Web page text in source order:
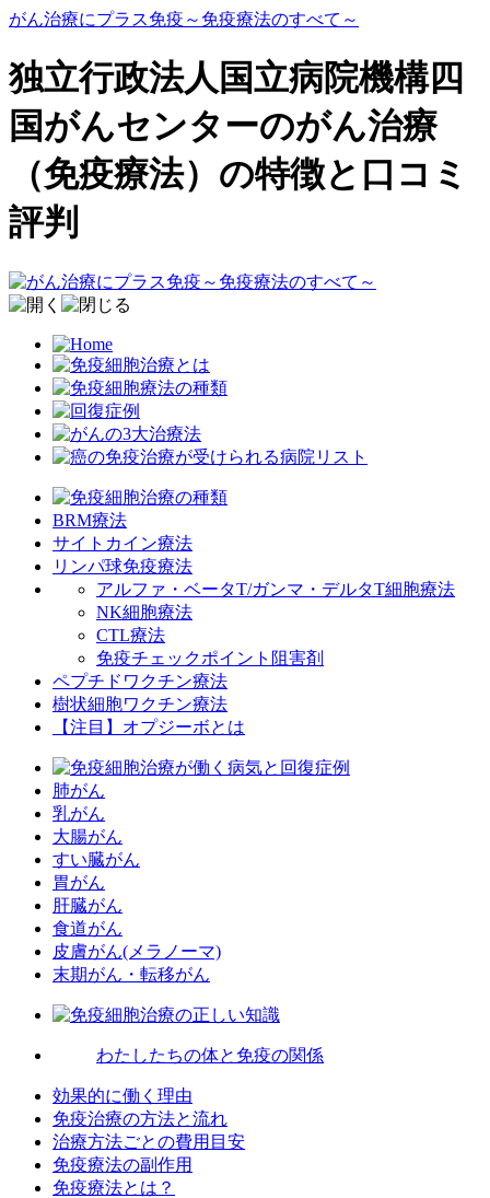
がん治療にプラス免疫～免疫療法のすべて～
独立行政法人国立病院機構四
国がんセンターのがん治療
（免疫療法）の特徴と口コミ
評判
BRM療法
サイトカイン療法
リンパ球免疫療法
アルファ・ベータT/ガンマ・デルタT細胞療法
NK細胞療法
CTL療法
免疫チェックポイント阻害剤
ペプチドワクチン療法
樹状細胞ワクチン療法
【注目】オプジーボとは
肺がん
乳がん
大腸がん
すい臓がん
胃がん
肝臓がん
食道がん
皮膚がん(メラノーマ)
末期がん・転移がん
わたしたちの体と免疫の関係
効果的に働く理由
免疫治療の方法と流れ
治療方法ごとの費用目安
免疫療法の副作用
免疫療法とは？